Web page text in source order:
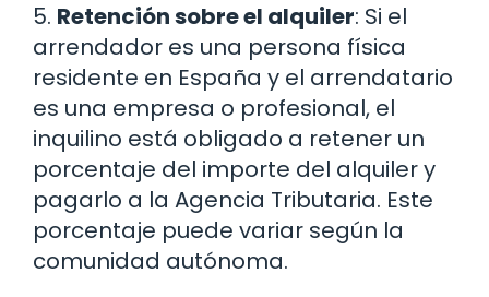
5. Retención sobre el alquiler: Si el
arrendador es una persona física
residente en España y el arrendatario
es una empresa o profesional, el
inquilino está obligado a retener un
porcentaje del importe del alquiler y
pagarlo a la Agencia Tributaria. Este
porcentaje puede variar según la
comunidad autónoma.